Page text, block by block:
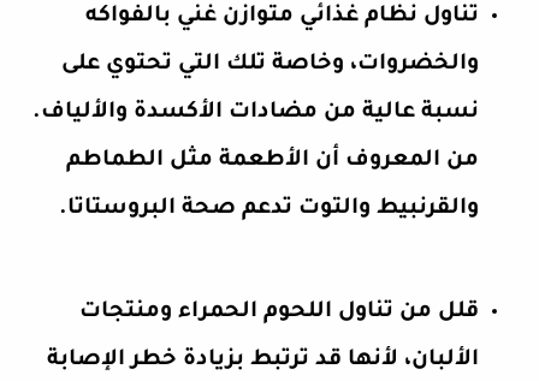
تناول نظام غذائي متوازن غني بالفواكه
والخضروات، وخاصة تلك التي تحتوي على
نسبة عالية من مضادات الأكسدة والألياف.
من المعروف أن الأطعمة مثل الطماطم
والقرنبيط والتوت تدعم صحة البروستاتا.
قلل من تناول اللحوم الحمراء ومنتجات
الألبان، لأنها قد ترتبط بزيادة خطر الإصابة